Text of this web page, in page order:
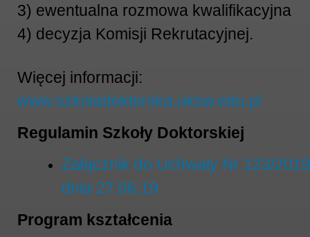
3) ewentualna rozmowa kwalifikacyjna
4) decyzja Komisji Rekrutacyjnej.
Więcej informacji:
www.szkoladoktorska.uksw.edu.pl
Regulamin Szkoły Doktorskiej
Załącznik do Uchwały Nr 123/
dnia 27.06.19
Program kształcenia